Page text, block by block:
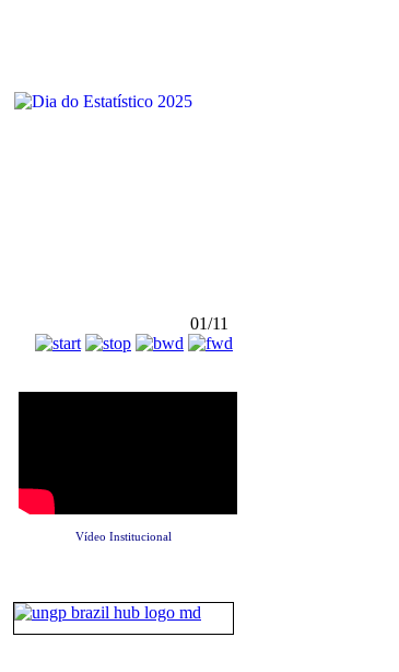
01/11
Vídeo Institucional